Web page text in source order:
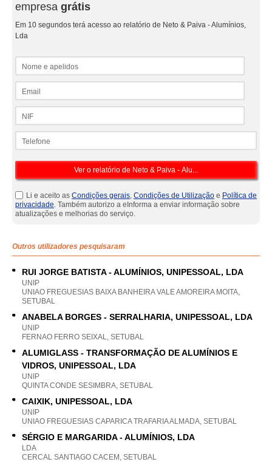
empresa grátis
Em 10 segundos terá acesso ao relatório de Neto & Paiva - Alumínios,
Lda
Li e aceito as Condições gerais, Condições de Utilização e Política de
privacidade. Também autorizo a eInforma a enviar informação sobre
atualizações e melhorias do serviço.
Outros utilizadores pesquisaram
RUI JORGE BATISTA - ALUMÍNIOS, UNIPESSOAL, LDA
UNIP
UNIAO FREGUESIAS BAIXA BANHEIRA VALE AMOREIRA MOITA,
SETUBAL
ANABELA BORGES - SERRALHARIA, UNIPESSOAL, LDA
UNIP
FERNAO FERRO SEIXAL, SETUBAL
ALUMIGLASS - TRANSFORMAÇÃO DE ALUMÍNIOS E
VIDROS, UNIPESSOAL, LDA
UNIP
QUINTA CONDE SESIMBRA, SETUBAL
CAIXIK, UNIPESSOAL, LDA
UNIP
UNIAO FREGUESIAS CAPARICA TRAFARIA ALMADA, SETUBAL
SÉRGIO E MARGARIDA - ALUMÍNIOS, LDA
LDA
CERCAL SANTIAGO CACEM, SETUBAL